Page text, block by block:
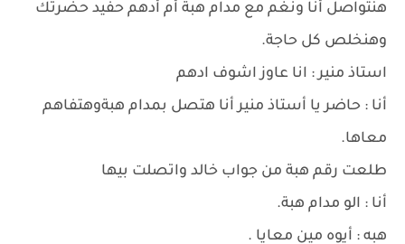
هنتواصل أنا ونغم مع مدام هبة أم أدهم حفيد حضرتك
وهنخلص كل حاجة.
استاذ منير : انا عاوز اشوف ادهم
أنا : حاضر يا أستاذ منير أنا هتصل بمدام هبةوهتفاهم
معاها.
طلعت رقم هبة من جواب خالد واتصلت بيها
أنا : الو مدام هبة.
هبه : أيوه مين معايا .